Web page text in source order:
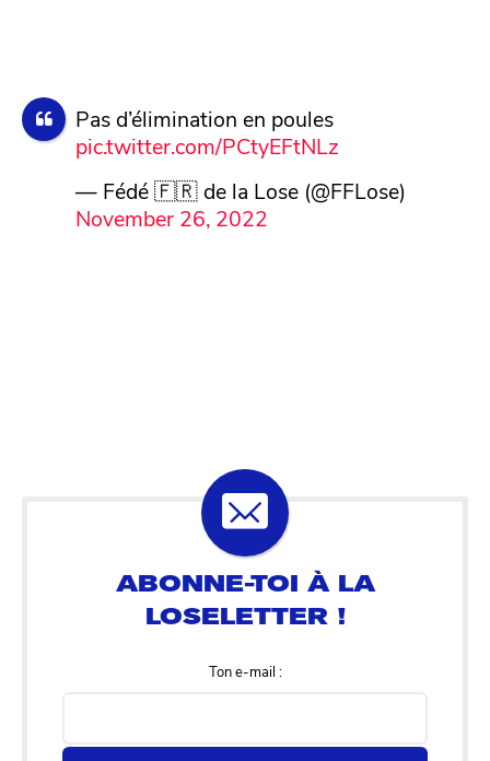
Pas d’élimination en poules
pic.twitter.com/PCtyEFtNLz
— Fédé 🇫🇷 de la Lose (@FFLose)
November 26, 2022
Ton e-mail :